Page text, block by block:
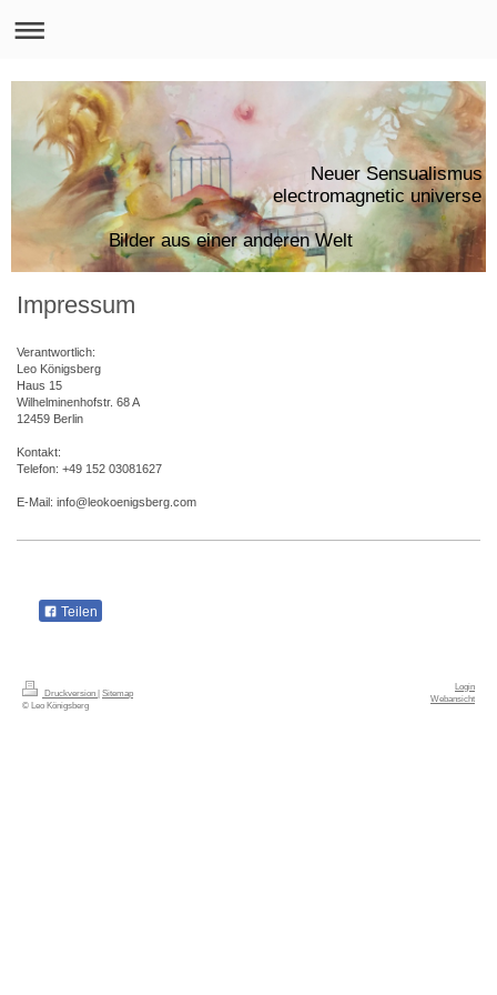
Neuer Sensualismus
Bilder aus einer anderen Welt
Impressum
Verantwortlich:
Leo Königsberg
Haus 15
Wilhelminenhofstr. 68 A
12459 Berlin
Kontakt:
Telefon: +49 152 03081627
E-Mail: info@leokoenigsberg.com
Teilen
Druckversion | Sitemap
© Leo Königsberg
Login
Webansicht